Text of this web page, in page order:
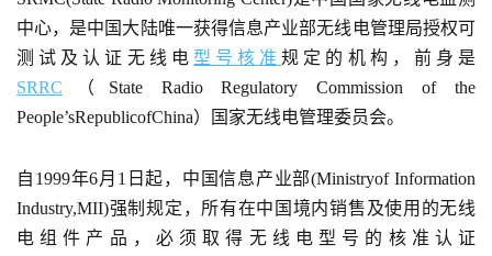
中心，是中国大陆唯一获得信息产业部无线电管理局授权可
测试及认证无线电 型号核准规定的机构，前身是
SRRC （State Radio Regulatory Commission of the
People’sRepublicofChina）国家无线电管理委员会。
自1999年6月1日起，中国信息产业部(Ministryof Information
Industry,MII)强制规定，所有在中国境内销售及使用的无线
电组件产品，必须取得无线电型号的核准认证